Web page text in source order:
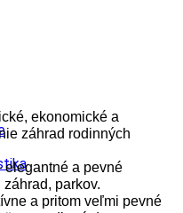
ekonomické a
záhrad rodinných
a pevné
parkov.
a pritom veľmi pevné